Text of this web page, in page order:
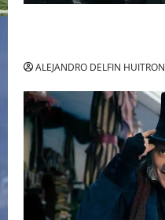
ALEJANDRO DELFIN HUITRON